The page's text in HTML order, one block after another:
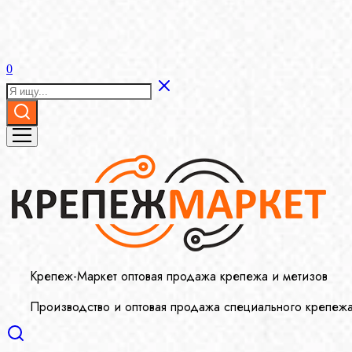
0
Крепеж-Маркет оптовая продажа крепежа и метизов
Производство и оптовая продажа специального